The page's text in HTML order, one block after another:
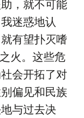
，就不可能
迷惑地认
有望扑灭嗜
火。这些危
会开拓了对
偏见和民族
与过去决